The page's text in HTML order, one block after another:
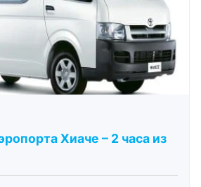
Хиаче – 2 часа из